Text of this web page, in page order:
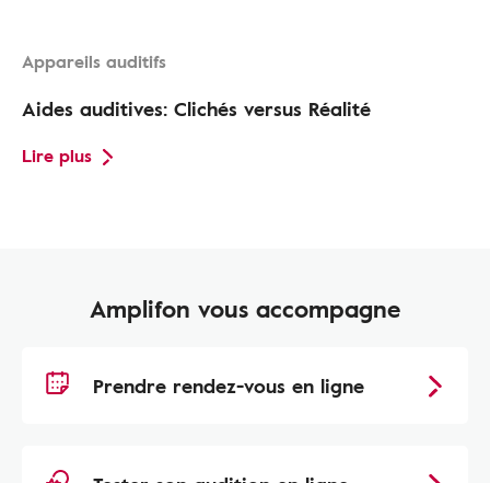
Appareils auditifs
Aides auditives: Clichés versus Réalité
Lire plus
Amplifon vous accompagne
Prendre rendez-vous en ligne